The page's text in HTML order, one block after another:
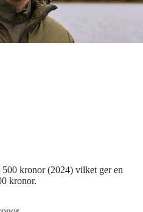
500 kronor (2024) vilket ger en
kronor.